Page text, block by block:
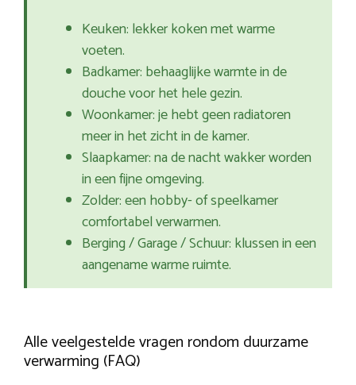
Keuken: lekker koken met warme
voeten.
Badkamer: behaaglijke warmte in de
douche voor het hele gezin.
Woonkamer: je hebt geen radiatoren
meer in het zicht in de kamer.
Slaapkamer: na de nacht wakker worden
in een fijne omgeving.
Zolder: een hobby- of speelkamer
comfortabel verwarmen.
Berging / Garage / Schuur: klussen in een
aangename warme ruimte.
Alle veelgestelde vragen rondom duurzame
verwarming (FAQ)